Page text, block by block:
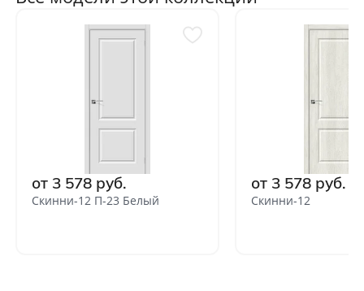
от 3 578 руб.
Скинни-12 П-23 Белый
от 3 578 руб.
Скинни-12